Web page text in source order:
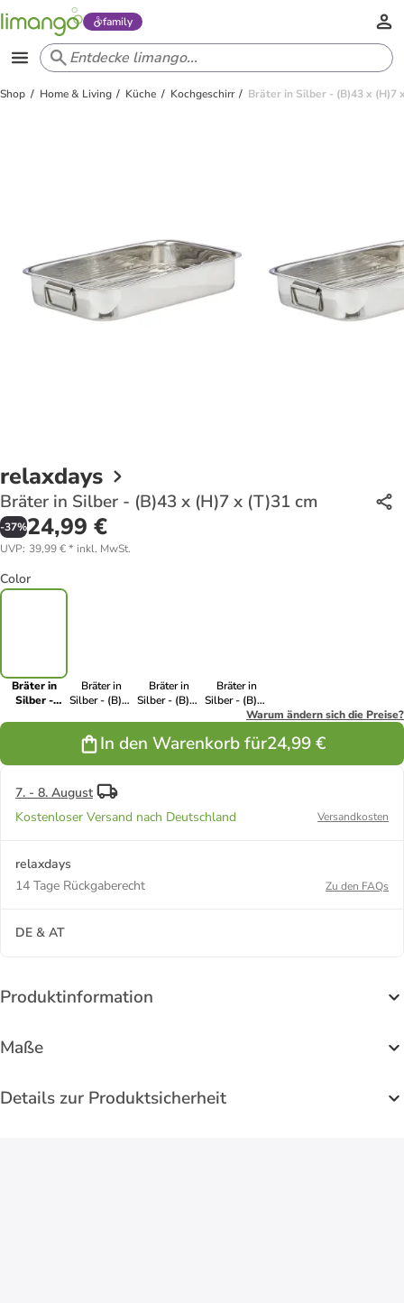
family
Shop Home & Living Küche Kochgeschirr Bräter in Silber - (B)43 x (H)7
relaxdays
Bräter in Silber - (B)43 x (H)7 x (T)31 cm
-37%24,99 €
UVP: 39,99 €* inkl. MwSt.
Color
Bräter in
Silber -
Bräter in
Silber - (B)28
Bräter in
Silber - (B)33
Bräter in
Silber - (B)38
x (H)6,5 xWarum ändern sich die Preise?
In den Warenkorb für24,99 €
7. - 8. August
Kostenloser Versand nach Deutschland
Versandkosten
relaxdays
14 Tage Rückgaberecht
Zu den FAQs
DE & AT
Produktinformation
Maße
Details zur Produktsicherheit